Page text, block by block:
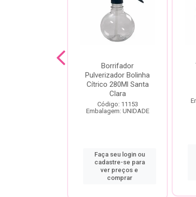
Borrifador
Pulverizador Bolinha
Cítrico 280Ml Santa
Clara
Código: 11153
Embalagem: UNIDADE
Faça seu login ou
cadastre-se para
ver preços e
comprar